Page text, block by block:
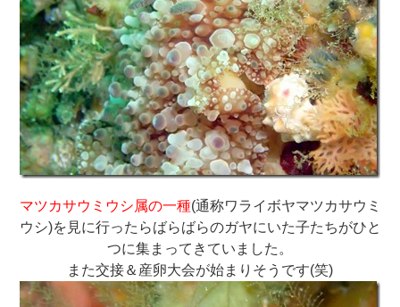
マツカサウミウシ属の一種(通称ワライボヤマツカサウミ
ウシ)を見に行ったらばらばらのガヤにいた子たちがひと
つに集まってきていました。
また交接＆産卵大会が始まりそうです(笑)